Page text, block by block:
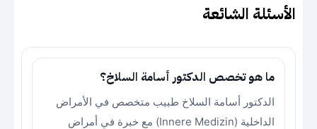
الأسئلة الشائعة
ما هو تخصص الدكتور أسامة السلاخ؟
الدكتور أسامة السلاخ طبيب متخصص في الأمراض
الداخلية (Innere Medizin) مع خبرة في أمراض